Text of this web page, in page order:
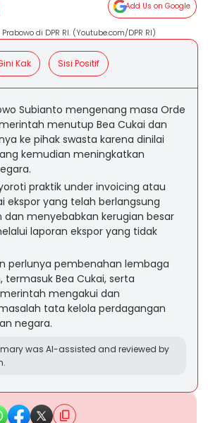
Add Us on Google
di DPR RI. (Youtube.com/DPR RI)
Kak Sisi Positif
Subianto mengenang masa Orde
menutup Bea Cukai dan
ke pihak swasta karena dinilai
kemudian meningkatkan
praktik under invoicing atau
ekspor yang telah berlangsung
menyebabkan kerugian besar
laporan ekspor yang tidak
perlunya pembenahan lembaga
Bea Cukai, serta
mengakui dan
tata kelola perdagangan
negara.
was AI-assisted and reviewed by